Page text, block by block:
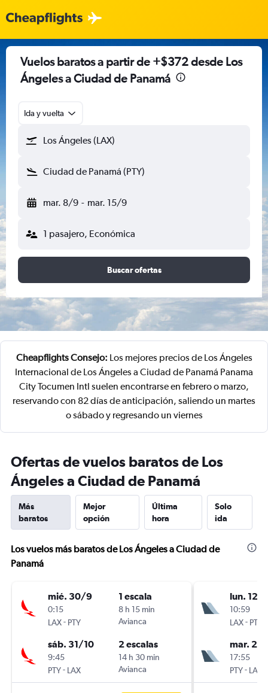
Vuelos baratos a partir de +$372 desde Los
Ángeles a Ciudad de Panamá
Ida y vuelta
Los Ángeles (LAX)
Ciudad de Panamá (PTY)
mar. 8/9 - mar. 15/9
1 pasajero, Económica
Buscar ofertas
Cheapflights Consejo: Los mejores precios de Los Ángeles
Internacional de Los Ángeles a Ciudad de Panamá Panama
City Tocumen Intl suelen encontrarse en febrero o marzo,
reservando con 82 días de anticipación, saliendo un martes
o sábado y regresando un viernes
Ofertas de vuelos baratos de Los
Ángeles a Ciudad de Panamá
Más
baratos
Mejor
opción
Última
hora
Solo
ida
Los vuelos más baratos de Los Ángeles a Ciudad de
Panamá
mié. 30/9
0:15
LAX- PTY
1 escala
8 h 15 min
Avianca
sáb. 31/10
9:45
PTY- LAX
2 escalas
14 h 30 min
Avianca
lun. 12/
10:59
LAX- PTY
mar.
17:55
PTY- LAX